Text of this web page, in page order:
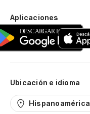
Aplicaciones
Ubicación e idioma
Hispanoamérica